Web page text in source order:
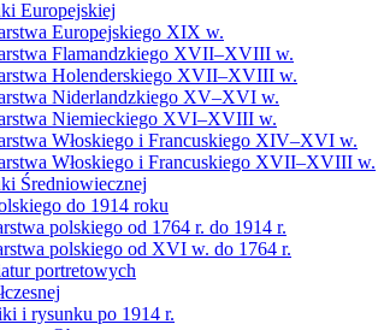
Europejskiej
Europejskiego XIX w.
Flamandzkiego XVII–XVIII w.
Holenderskiego XVII–XVIII w.
Niderlandzkiego XV–XVI w.
Niemieckiego XVI–XVIII w.
Włoskiego i Francuskiego XIV–XVI w.
Włoskiego i Francuskiego XVII–XVIII w.
Średniowiecznej
do 1914 roku
polskiego od 1764 r. do 1914 r.
polskiego od XVI w. do 1764 r.
portretowych
i rysunku po 1914 r.